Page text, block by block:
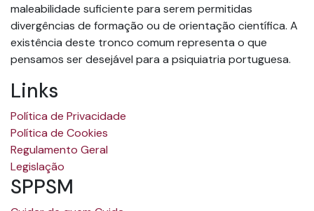
maleabilidade suficiente para serem permitidas
divergências de formação ou de orientação científica. A
existência deste tronco comum representa o que
pensamos ser desejável para a psiquiatria portuguesa.
Links
Política de Privacidade
Política de Cookies
Regulamento Geral
Legislação
SPPSM